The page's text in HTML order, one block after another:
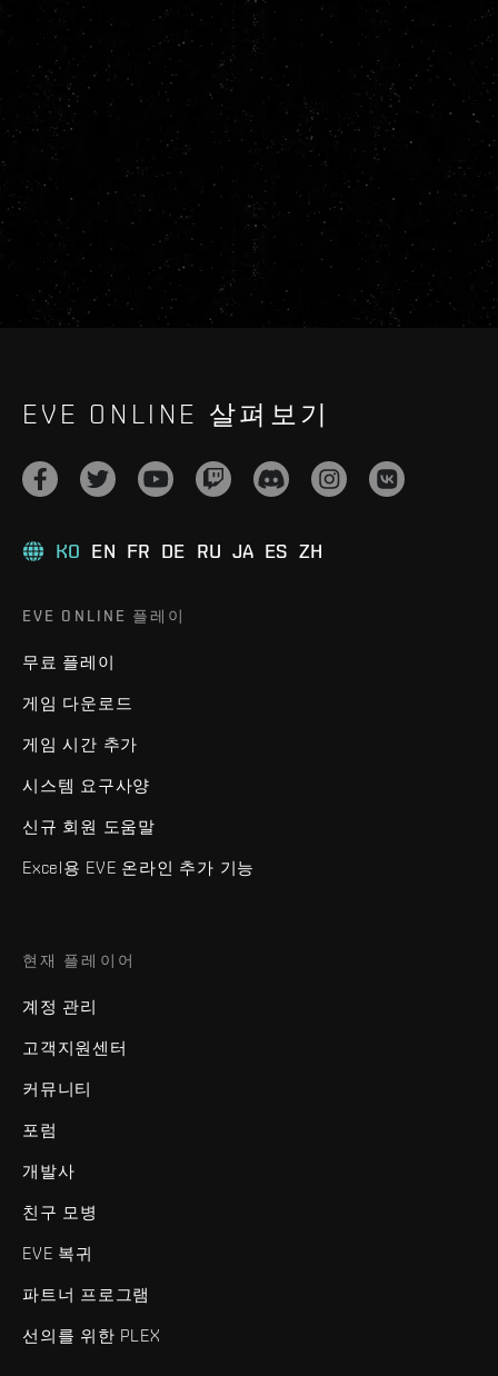
EVE ONLINE 살펴보기
KO EN FR DE RU JA ES ZH
EVE ONLINE 플레이
무료 플레이
게임 다운로드
게임 시간 추가
시스템 요구사양
신규 회원 도움말
Excel용 EVE 온라인 추가 기능
현재 플레이어
계정 관리
고객지원센터
커뮤니티
포럼
개발사
친구 모병
EVE 복귀
파트너 프로그램
선의를 위한 PLEX